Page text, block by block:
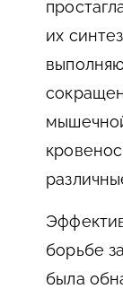
их
борьбе
была